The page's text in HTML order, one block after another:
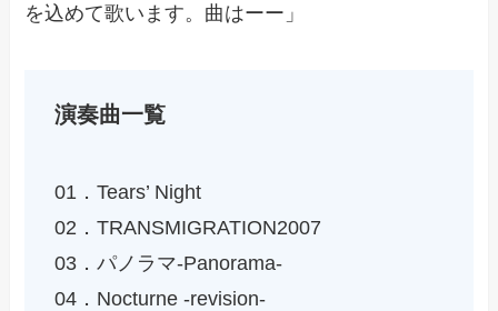
を込めて歌います。曲はーー」
演奏曲一覧
01．Tears’ Night
02．TRANSMIGRATION2007
03．パノラマ-Panorama-
04．Nocturne -revision-